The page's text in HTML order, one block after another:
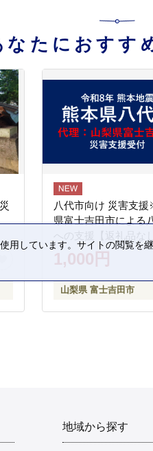
なたにおすす
八代市向け 災害支
県富士吉田市による
への支援【返礼品な
1,000円
山梨県 富士吉田市
地域から探す
しています。サイトの閲覧を